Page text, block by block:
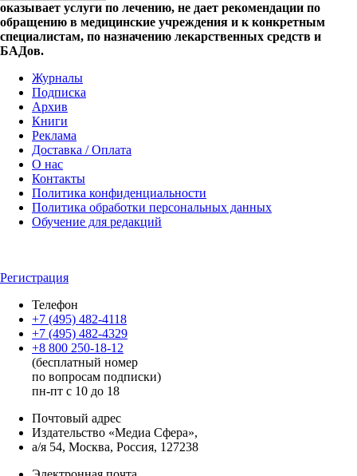
оказывает услуги по лечению, не дает рекомендации по
обращению в медицинские учреждения и к конкретным
специалистам, по назначению лекарственных средств и
БАДов.
Журналы
Подписка
Архив
Книги
Реклама
Доставка / Оплата
О нас
Контакты
Политика конфиденциальности
Политика обработки персональных данных
Обучение для редакций
Регистрация
Телефон
+7 (495) 482-4118
+7 (495) 482-4329
+8 800 250-18-12
(бесплатный номер
по вопросам подписки)
пн-пт с 10 до 18
Почтовый адрес
Издательство «Медиа Сфера»,
а/я 54, Москва, Россия, 127238